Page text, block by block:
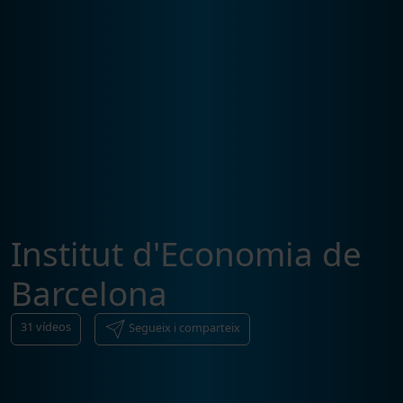
Institut d'Economia de
Barcelona
31 vídeos Segueix i comparteix